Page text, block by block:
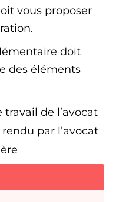
vous proposer
doit
des éléments
de l’avocat
par l’avocat